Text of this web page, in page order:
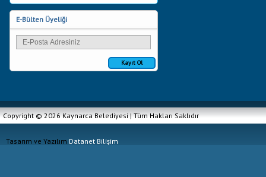
E-Bülten Üyeliği
Kayıt Ol
Copyright © 2026 Kaynarca Belediyesi | Tüm Hakları Saklıdır
Tasarım ve Yazılım Datanet Bilişim